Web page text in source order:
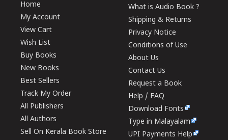
Home
My Account
View Cart
Wish List
Buy Books
New Books
Best Sellers
Track My Order
All Publishers
All Authors
Sell On Kerala Book Store
What is Audio Book ?
Shipping & Returns
Privacy Notice
Conditions of Use
About Us
Contact Us
Request a Book
Help / FAQ
Download Fonts
Type in Malayalam
UPI Payments Help